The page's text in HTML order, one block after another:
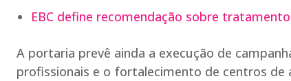
EBC define recomendação sobre
A portaria prevê ainda a execução de
profissionais e o fortalecimento de centros